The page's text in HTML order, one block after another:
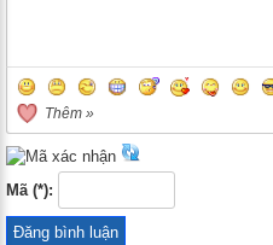
Thêm »
Mã (*):